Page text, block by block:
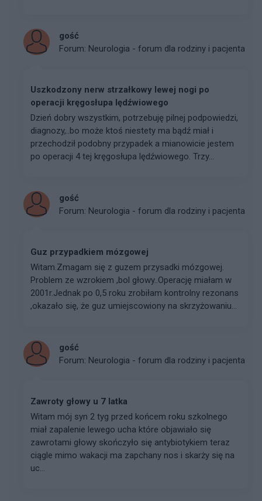
gość
Forum: Neurologia - forum dla rodziny i pacjenta
Uszkodzony nerw strzałkowy lewej nogi po
operacji kręgosłupa lędźwiowego
Dzień dobry wszystkim, potrzebuję pilnej podpowiedzi,
diagnozy,..bo może ktoś niestety ma bądź miał i
przechodził podobny przypadek a mianowicie jestem
po operacji 4 tej kręgosłupa lędźwiowego. Trzy...
gość
Forum: Neurologia - forum dla rodziny i pacjenta
Guz przypadkiem mózgowej
Witam.Zmagam się z guzem przysadki mózgowej.
Problem ze wzrokiem ,bol głowy..Operację miałam w
2001r.Jednak po 0,5 roku zrobiłam kontrolny rezonans
,okazało się, że guz umiejscowiony na skrzyżowaniu...
gość
Forum: Neurologia - forum dla rodziny i pacjenta
Zawroty głowy u 7 latka
Witam mój syn 2 tyg przed końcem roku szkolnego
miał zapalenie lewego ucha które objawiało się
zawrotami głowy skończyło się antybiotykiem teraz
ciągle mimo wakacji ma zapchany nos i skarży się na
uc...